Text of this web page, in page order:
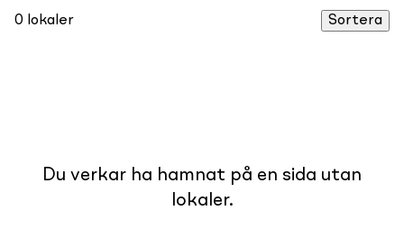
0 lokaler Sortera
Du verkar ha hamnat på en sida utan
lokaler.